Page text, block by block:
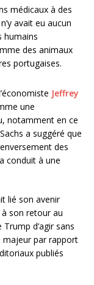
médicaux à des
avait eu aucun
humains
des animaux
portugaises.
Jeffrey
une
notamment en ce
a suggéré que
des
conduit à une
lié son avenir
son retour au
d’agir sans
par rapport
publiés